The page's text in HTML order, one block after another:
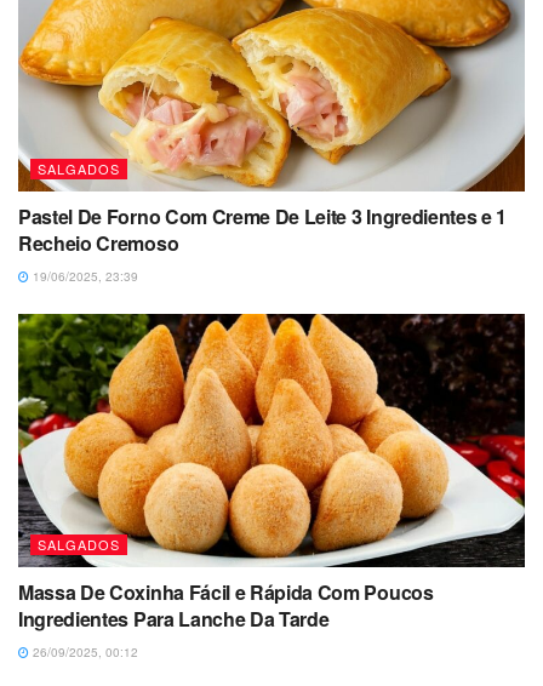
SALGADOS
Pastel De Forno Com Creme De Leite 3 Ingredientes e 1
Recheio Cremoso
19/06/2025, 23:39
SALGADOS
Massa De Coxinha Fácil e Rápida Com Poucos
Ingredientes Para Lanche Da Tarde
26/09/2025, 00:12